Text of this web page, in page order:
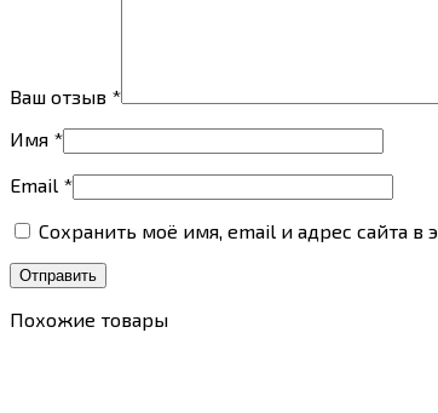
Ваш отзыв *
Имя *
Email *
Сохранить моё имя, email и адрес сайта
Похожие товары